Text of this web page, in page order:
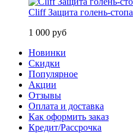
Cliff Защита голень-стопа
1 000 руб
Новинки
Скидки
Популярное
Акции
Отзывы
Оплата и доставка
Как оформить заказ
Кредит/Рассрочка